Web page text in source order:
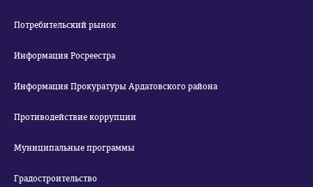
Потребительский рынок
Информация Росреестра
Информация Прокуратуры Ардатовского района
Противодействие коррупции
Муниципальные программы
Градостроительство